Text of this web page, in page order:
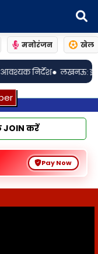
मनोरंजन खेल
निरीक्षक ने सुनी
JOIN करें
Pay Now